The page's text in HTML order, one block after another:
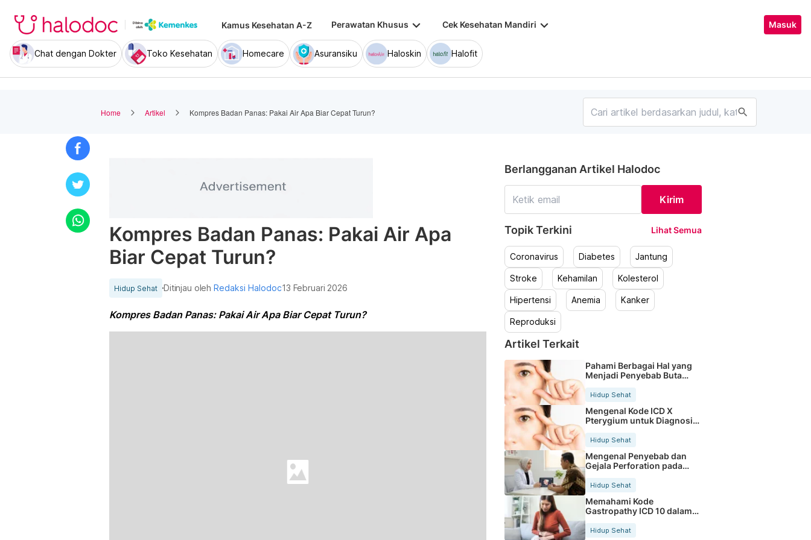
Kamus Kesehatan A-Z Perawatan Khusus keyboard_arrow_down Cek Kesehatan Mandiri keyboard_arrow_down Masuk
Chat dengan Dokter Toko Kesehatan Homecare Asuransiku Haloskin Halofit
Home Artikel Kompres Badan Panas: Pakai Air Apa Biar Cepat Turun? search
Kompres Badan Panas: Pakai Air Apa
Biar Cepat Turun?
Hidup Sehat Ditinjau olehRedaksi Halodoc13 Februari 2026
Kompres Badan Panas: Pakai Air Apa Biar Cepat Turun?
Berlangganan Artikel Halodoc
Kirim
Topik Terkini Lihat Semua
Coronavirus Diabetes Jantung
Stroke Kehamilan Kolesterol
Hipertensi Anemia Kanker
Reproduksi
Artikel Terkait
Pahami Berbagai Hal yang
Menjadi Penyebab Buta
Hidup Sehat
Mengenal Kode ICD X
Pterygium untuk Diagnosis
Hidup Sehat
Mengenal Penyebab dan
Gejala Perforation pada
Tubuh
Hidup Sehat
Memahami Kode
Gastropathy ICD 10 dalam
Rekam Medis Pasien
Hidup Sehat